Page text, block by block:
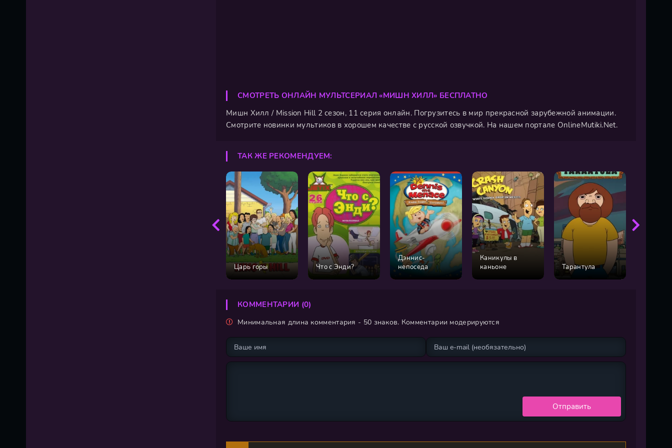
СМОТРЕТЬ ОНЛАЙН МУЛЬТСЕРИАЛ «МИШН ХИЛЛ» БЕСПЛАТНО
Мишн Хилл / Mission Hill 2 сезон, 11 серия онлайн. Погрузитесь в мир прекрасной зарубежной анимации.
Смотрите новинки мультиков в хорошем качестве с русской озвучкой. На нашем портале OnlineMutiki.Net.
ТАК ЖЕ РЕКОМЕНДУЕМ:
Царь горы Что с Энди?
Дэннис-
непоседа
Каникулы в
каньоне
Тарантула
КОММЕНТАРИИ (0)
Минимальная длина комментария - 50 знаков. Комментарии модерируются
Отправить